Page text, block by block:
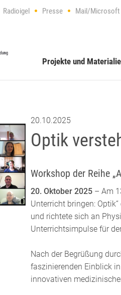
Radioigel Presse Mail/Microsoft
Projekte und
20.10.2025
Optik
Workshop der Reihe
20. Oktober 2025 – Am
Unterricht bringen:
und richtete sich an
Unterrichtsimpulse für
Nach der Begrüßung
faszinierenden Einblick
innovativen